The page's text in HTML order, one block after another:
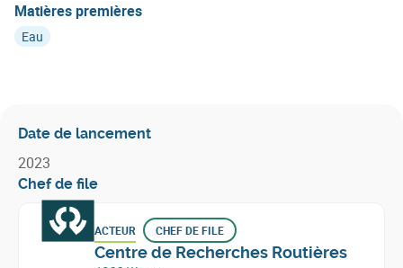
Matières premières
Eau
Date de lancement
2023
Chef de file
ACTEUR CHEF DE FILE
Centre de Recherches Routières